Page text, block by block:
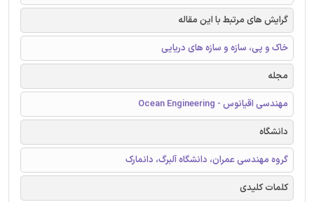
گرایش های مرتبط با این مقاله
خاک و پی، سازه و سازه های دریایی
مجله
مهندسی اقیانوس - Ocean Engineering
دانشگاه
گروه مهندسی عمران، دانشگاه آلبرگ، دانمارک
کلمات کلیدی